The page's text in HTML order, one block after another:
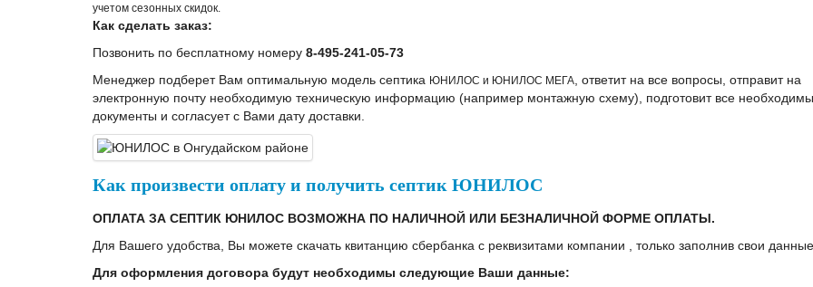
учетом сезонных скидок.
Как сделать заказ:
Позвонить по бесплатному номеру 8-495-241-05-73
Менеджер подберет Вам оптимальную модель септика ЮНИЛОС и ЮНИЛОС МЕГА , ответит на все вопросы, отправит на
электронную почту необходимую техническую информацию (например монтажную схему), подготовит все
документы и согласует с Вами дату доставки.
Как произвеcти оплату и получить септик ЮНИЛОС
ОПЛАТА ЗА СЕПТИК ЮНИЛОС ВОЗМОЖНА ПО НАЛИЧНОЙ ИЛИ БЕЗНАЛИЧНОЙ ФОРМЕ ОПЛАТЫ.
Для Вашего удобства, Вы можете скачать квитанцию сбербанка с реквизитами компании , только заполнив свои данные.
Для оформления договора будут необходимы следующие Ваши данные: